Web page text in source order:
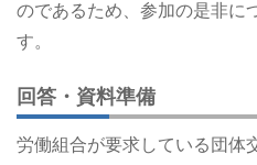
のであるため、参加の是非に
す。
回答・資料準備
労働組合が要求している団体